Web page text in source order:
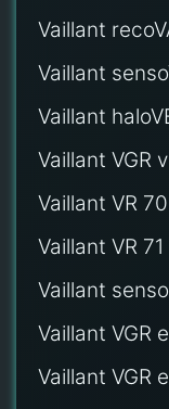
Vaillant
Vaillant
Vaillant
Vaillant VGR
Vaillant VR 70
Vaillant VR 71
Vaillant
Vaillant VGR
Vaillant VGR